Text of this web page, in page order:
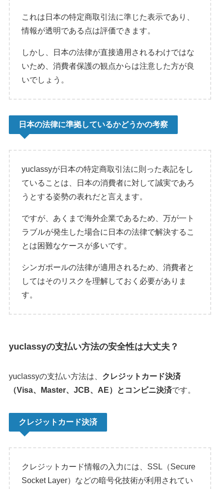
これは日本の特定商取引法に準じた表示であり、
情報が透明である点は評価できます。
しかし、日本の法律が直接適用されるわけではな
いため、消費者保護の観点からは注意した方が良
いでしょう。
日本の法律に準拠しているかどうかの考察
yuclassyが日本の特定商取引法に則った表記をし
ていることは、日本の消費者に対して誠実であろ
うとする姿勢の表れだと言えます。
ですが、あくまで海外企業であるため、万が一ト
ラブルが発生した場合に日本の法律で解決するこ
とは困難なケースが多いです。
シンガポールの法律が適用されるため、消費者と
してはそのリスクを理解しておく必要がありま
す。
yuclassyの支払い方法の安全性は大丈夫？
yuclassyの支払い方法は、 クレジットカード決済
（Visa、Master、JCB、AE）とコンビニ決済です。
クレジットカード決済
クレジットカード情報の入力には、SSL（Secure
Socket Layer）などの暗号化技術が利用されてい